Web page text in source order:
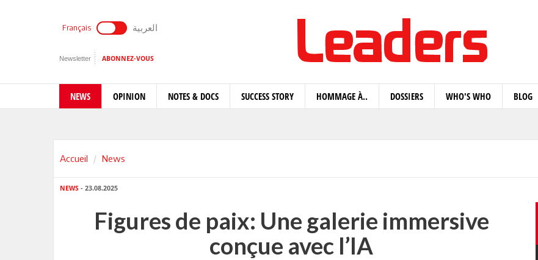
Français العربية
Newsletter ABONNEZ-VOUS
NEWS OPINION NOTES & DOCS SUCCESS STORY HOMMAGE À.. DOSSIERS WHO'S WHO BLOG
Accueil News
NEWS - 23.08.2025
Figures de paix: Une galerie immersive
conçue avec l’IA